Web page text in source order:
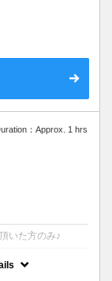
：Approx. 1 hrs
いた方のみ♪